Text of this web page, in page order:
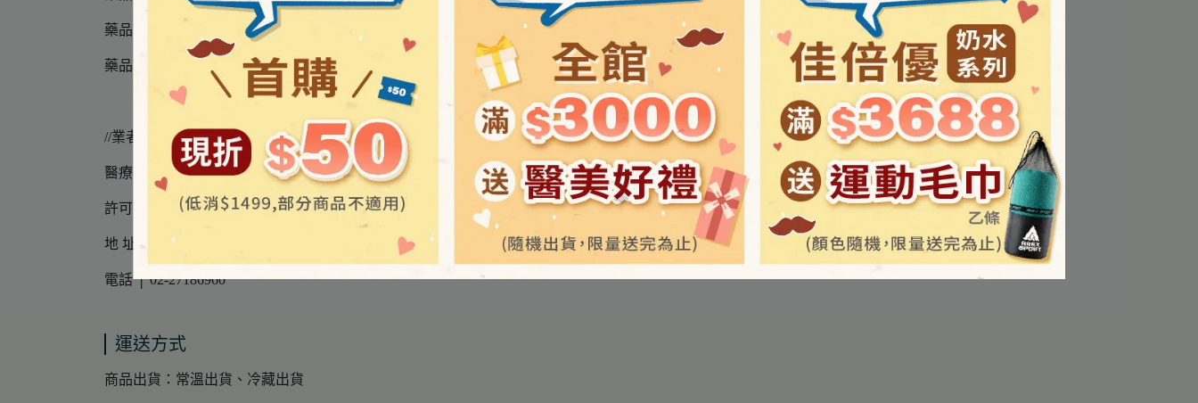
藥品製造廠名稱 │HISAMITSU PHARMACEUTICAL CO., INC.
藥品製造廠地址 │408, TASHIRODAIKAN-MACHI, TOSU, SAGA, JAPAN
//業者資訊
醫療器材商名稱 │ 立赫健康生活事業股份有限公司
許可執照字號 │ 新北府重衛醫器販 字第 MD6231002509 號
地 址 │ 新北市三重區重新路四段97號6樓
電話 │ 02-27186960
運送方式
商品出貨：常溫出貨、冷藏出貨